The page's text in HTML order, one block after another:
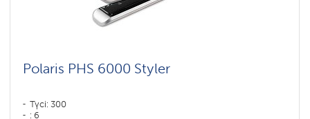
Polaris PHS 6000 Styler
Түсі: 300
: 6